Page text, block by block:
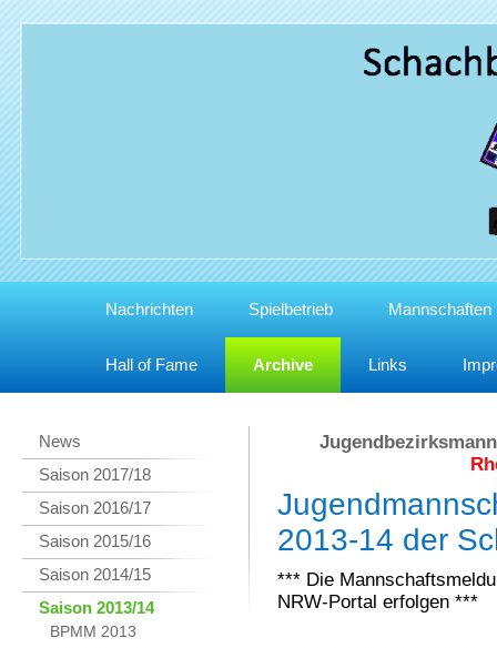
Nachrichten Spielbetrieb Mannschaften
Hall of Fame Archive Links
News
Saison 2017/18
Saison 2016/17
Saison 2015/16
Saison 2014/15
Saison 2013/14
BPMM 2013
2013-14 der
*** Die
NRW-Portal erfolgen ***